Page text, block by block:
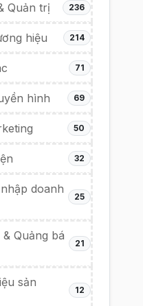
Quản trị 236
hiệu 214
71
hình 69
50
32
doanh
25
Quảng bá
21
sản
12